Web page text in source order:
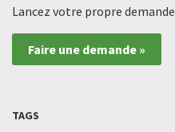
Lancez votre propre demande
Faire une demande »
TAGS